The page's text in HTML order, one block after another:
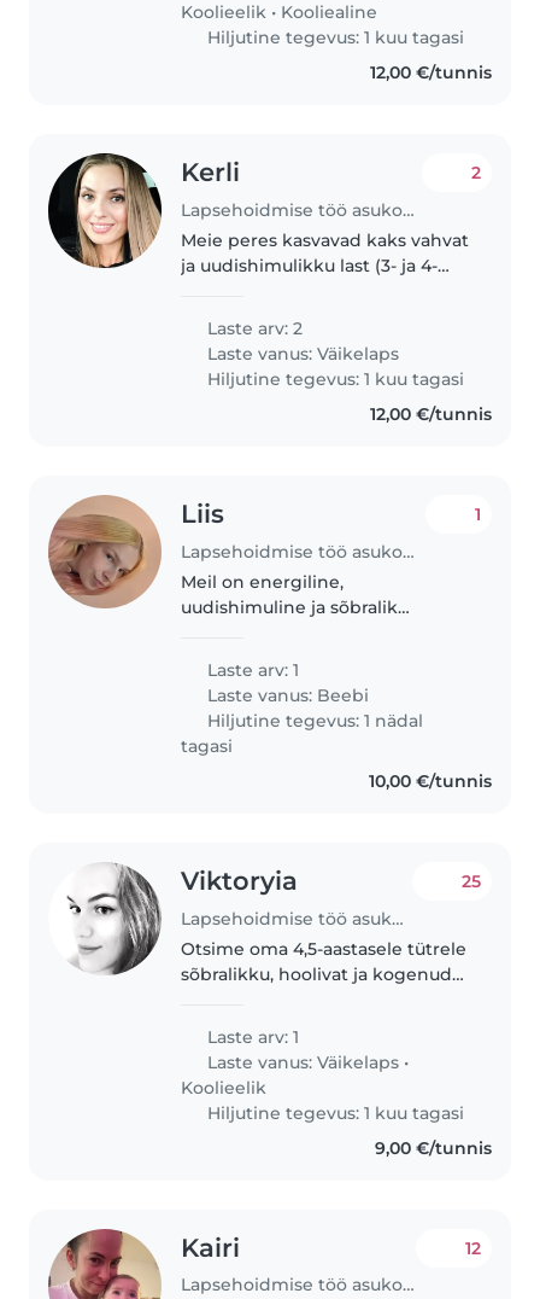
Koolieelik • Kooliealine
Hiljutine tegevus: 1 kuu tagasi
12,00 €/tunnis
Kerli
Lapsehoidmise töö asukohas Viljandi
2
Meie peres kasvavad kaks vahvat
ja uudishimulikku last (3- ja 4-
nendega kvaliteetaega. Eriti
rõõmustaks meid, kui suhtleksid..
Laste arv: 2
Laste vanus:Väikelaps
Hiljutine tegevus: 1 kuu tagasi
12,00 €/tunnis
Liis
Lapsehoidmise töö asukohas Rummu (Kuusalu vald)
1
Meil on energiline,
uudishimuline ja sõbralik
lapsehoidjat, kes on valmis
tegelema lemmikloomadega,
toiduvalmistamisega ja
majapidamistöödega...
Laste arv: 1
Laste vanus: Beebi
Hiljutine tegevus: 1 nädal
tagasi
10,00 €/tunnis
Viktoryia
Lapsehoidmise töö asukohas Tallinn
25
Otsime oma 4,5-aastasele tütrele
sõbralikku, hoolivat ja kogenud
oskus, inglise ja/või vene keele
oskus tuleb suureks kasuks...
Laste arv: 1
Laste vanus:Väikelaps •
Koolieelik
Hiljutine tegevus: 1 kuu tagasi
9,00 €/tunnis
Kairi
Lapsehoidmise töö asukohas Tallinn
12